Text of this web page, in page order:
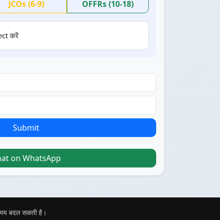
JCOs (6-9) OFFRs (10-18)
करें
Submit
on WhatsApp
बदल सकती है।